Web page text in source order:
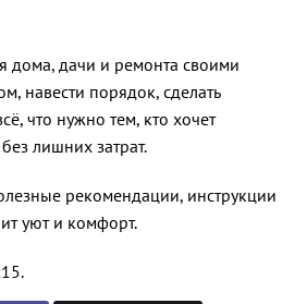
дома, дачи и ремонта своими
навести порядок, сделать
что нужно тем, кто хочет
лишних затрат.
рекомендации, инструкции
уют и комфорт.